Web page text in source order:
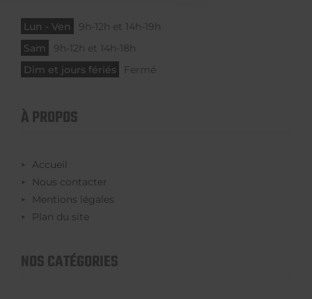
Lun - Ven
9h-12h et 14h-19h
Sam
9h-12h et 14h-18h
Dim et jours fériés
Fermé
À PROPOS
Accueil
Nous contacter
Mentions légales
Plan du site
NOS CATÉGORIES